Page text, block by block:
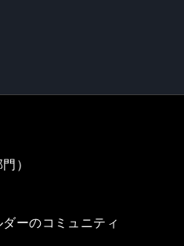
）
ーのコミュニティ